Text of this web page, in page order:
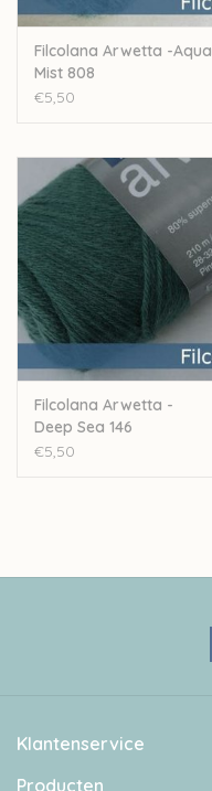
Filcolana Arwetta -Aqua
Mist 808
€5,50
Filcolana Arwetta -
Deep Sea 146
€5,50
Klantenservice
Producten